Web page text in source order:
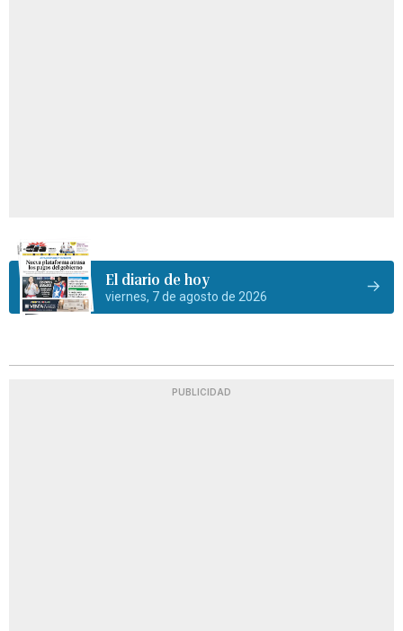
El diario de hoy
viernes, 7 de agosto de 2026
PUBLICIDAD